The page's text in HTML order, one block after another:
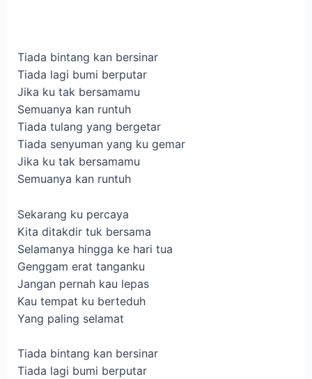
Tiada bintang kan bersinar
Tiada lagi bumi berputar
Jika ku tak bersamamu
Semuanya kan runtuh
Tiada tulang yang bergetar
Tiada senyuman yang ku gemar
Jika ku tak bersamamu
Semuanya kan runtuh
Sekarang ku percaya
Kita ditakdir tuk bersama
Selamanya hingga ke hari tua
Genggam erat tanganku
Jangan pernah kau lepas
Kau tempat ku berteduh
Yang paling selamat
Tiada bintang kan bersinar
Tiada lagi bumi berputar